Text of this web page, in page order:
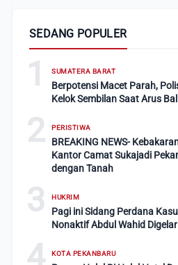
SEDANG POPULER
1 SUMATERA BARAT
Berpotensi Macet Parah,
Kelok Sembilan Saat Arus
2 PERISTIWA
BREAKING NEWS-
Kantor Camat Sukajadi
dengan Tanah
3 HUKRIM
Pagi ini Sidang Perdana
Nonaktif Abdul Wahid Digelar
4 KOTA PEKANBARU